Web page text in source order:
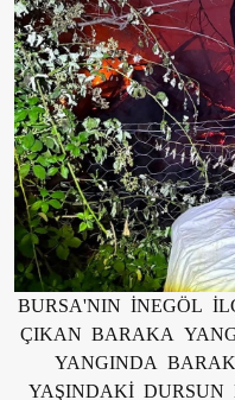
BURSA'NIN İNEGÖL
ÇIKAN BARAKA
YANGINDA
YAŞINDAKİ